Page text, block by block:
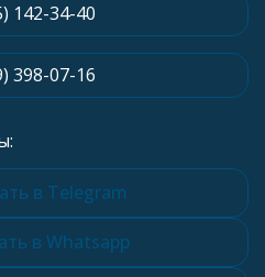
142-34-40
398-07-16
в Telegram
в Whatsapp